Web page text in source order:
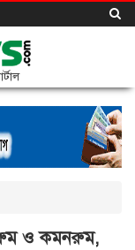
ও কমনরুম,